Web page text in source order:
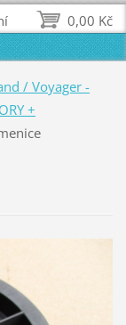
/ Voyager -
+
0,00 Kč